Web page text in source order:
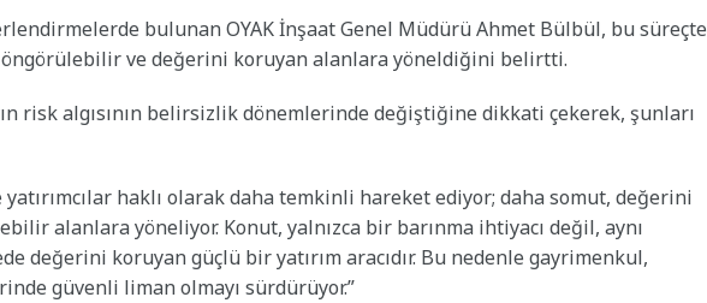
bulunan OYAK İnşaat Genel Müdürü Ahmet Bülbül, bu süreçte
öngörülebilir ve değerini koruyan alanlara yöneldiğini belirtti.
risk algısının belirsizlik dönemlerinde değiştiğine dikkati çekerek, şunları
haklı olarak daha temkinli hareket ediyor; daha somut, değerini
alanlara yöneliyor. Konut, yalnızca bir barınma ihtiyacı değil, aynı
değerini koruyan güçlü bir yatırım aracıdır. Bu nedenle gayrimenkul,
güvenli liman olmayı sürdürüyor.”